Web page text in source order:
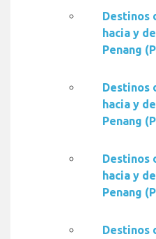
Destinos
hacia y
Penang
Destinos
hacia y
Penang
Destinos
hacia y
Penang
Destinos